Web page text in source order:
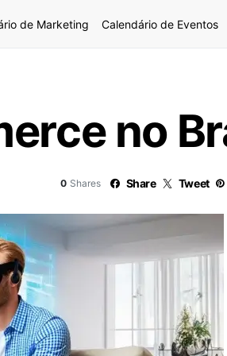
de Marketing Calendário de Eventos
no
0 Shares Share Tweet